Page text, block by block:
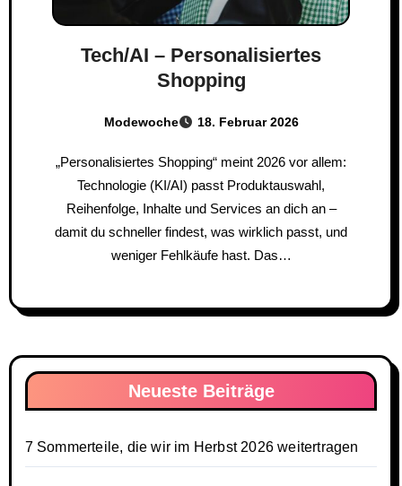
Tech/AI – Personalisiertes
Shopping
Modewoche 18. Februar 2026
„Personalisiertes Shopping“ meint 2026 vor allem:
Technologie (KI/AI) passt Produktauswahl,
Reihenfolge, Inhalte und Services an dich an –
damit du schneller findest, was wirklich passt, und
weniger Fehlkäufe hast. Das…
Neueste Beiträge
7 Sommerteile, die wir im Herbst 2026 weitertragen